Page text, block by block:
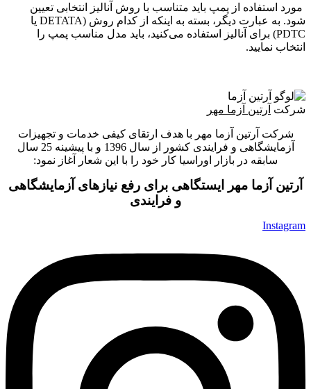
مورد استفاده از پمپ باید متناسب با روش آنالیز انتخابی تعیین
شود. به عبارت دیگر، بسته به اینکه از کدام روش (DETATA یا
PDTC) برای آنالیز استفاده می‌کنید، باید مدل مناسب پمپ را
انتخاب نمایید.
شرکت آرتین آزما مهر
شرکت آرتین آزما مهر با هدف ارتقای کیفی خدمات و تجهیزات
آزمایشگاهی و فرایندی کشور از سال 1396 و با پیشینه 25 سال
سابقه در بازار اوراسیا کار خود را با این شعار آغاز نمود:
آرتین آزما مهر ایستگاهی برای رفع نیازهای آزمایشگاهی
و فرایندی
Instagram